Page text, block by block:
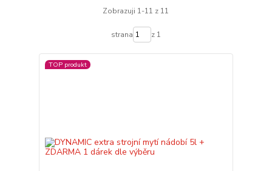
Zobrazuji 1-11 z 11
strana z 1
TOP produkt